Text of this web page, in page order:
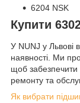
6204 NSK
Купити
У NUNJ у Львові
наявності. Ми
щоб
ремонту та
Як вибрати